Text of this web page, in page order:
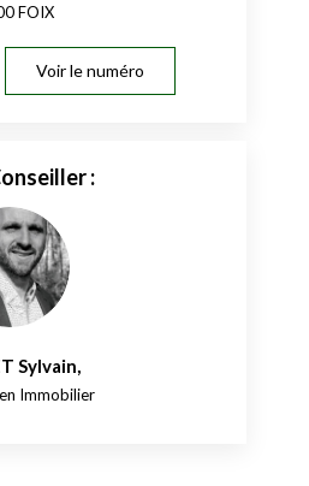
FOIX
Voir le numéro
:
Sylvain,
Immobilier